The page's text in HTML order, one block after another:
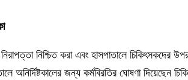
নিশ্চিত করা এবং হাসপাতালে চিকিৎসকদের
অনির্দিষ্টকালের জন্য কর্মবিরতির ঘোষণা দিয়েছেন